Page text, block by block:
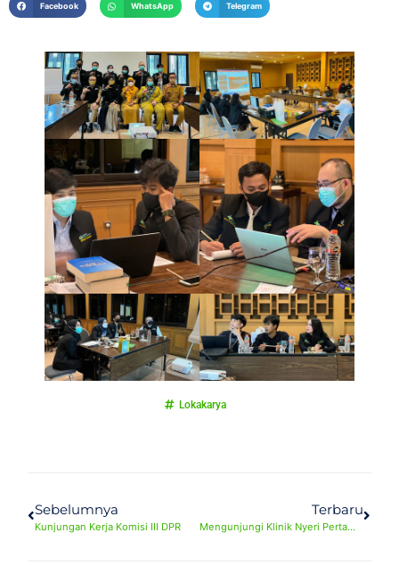
Facebook WhatsApp Telegram
Lokakarya
Sebelumnya
Kunjungan Kerja Komisi III DPR
Terbaru
Mengunjungi Klinik Nyeri Pertama di Indonesia